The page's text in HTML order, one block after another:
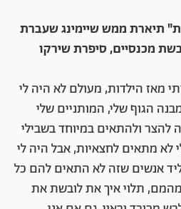
תיארת ממש שיימינג שעברת
מכנסיים, סיפרת שירקו
מאז הילדות, מעולם לא היה לי
הגוף שלי, המותניים שלי
להצר ולהתאים במיוחד בשבילי
לא מתאים לחצאיות, אבל היה לי
אנשים שזה לא התאים להם כל
תלוי איך את לובשת את